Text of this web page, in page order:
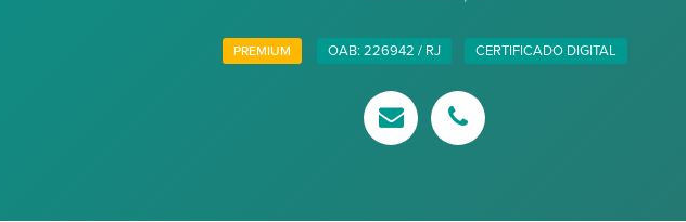
PREMIUM OAB: 226942 / RJ CERTIFICADO DIGITAL